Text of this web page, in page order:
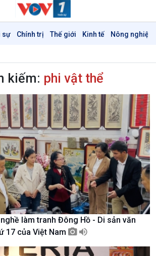
sự Chính trị Thế giới Kinh tế Nông nghiệp
kiếm: phi vật thể
làm tranh Đông Hồ - Di sản văn
17 của Việt Nam